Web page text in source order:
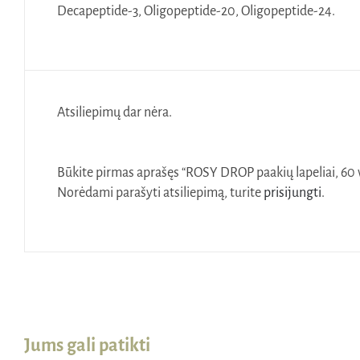
Decapeptide-3, Oligopeptide-20, Oligopeptide-24.
Atsiliepimų dar nėra.
Būkite pirmas aprašęs “ROSY DROP paakių lapeliai, 60
Norėdami parašyti atsiliepimą, turite prisijungti.
Jums gali patikti